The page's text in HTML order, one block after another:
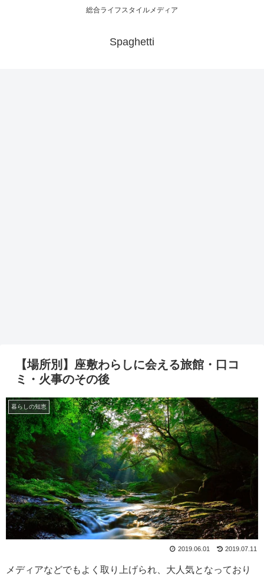
総合ライフスタイルメディア
Spaghetti
【場所別】座敷わらしに会える旅館・口コ
ミ・火事のその後
暮らしの知恵
2019.07.11
2019.06.01
メディアなどでもよく取り上げられ、大人気となっており